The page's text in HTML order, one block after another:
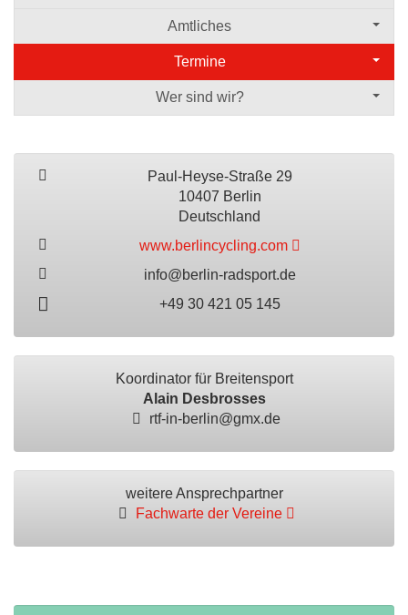
Amtliches
Termine
Wer sind wir?
Paul-Heyse-Straße 29
10407 Berlin
Deutschland
www.berlincycling.com
info@berlin-radsport.de
+49 30 421 05 145
Koordinator für Breitensport
Alain Desbrosses
rtf-in-berlin@gmx.de
weitere Ansprechpartner
Fachwarte der Vereine